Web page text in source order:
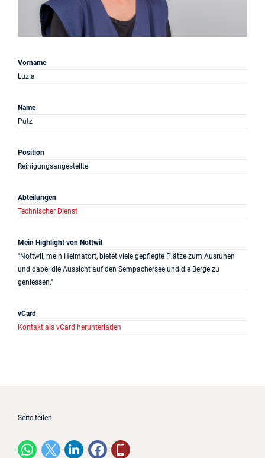
Projekte
Barrierefrei
Vorname
Luzia
Name
Putz
Position
Reinigungsangestellte
Abteilungen
Technischer Dienst
Mein Highlight von Nottwil
"Nottwil, mein Heimatort, bietet viele gepflegte Plätze zum Ausruhen
und dabei die Aussicht auf den Sempachersee und die Berge zu
geniessen."
vCard
Kontakt als vCard herunterladen
Seite teilen